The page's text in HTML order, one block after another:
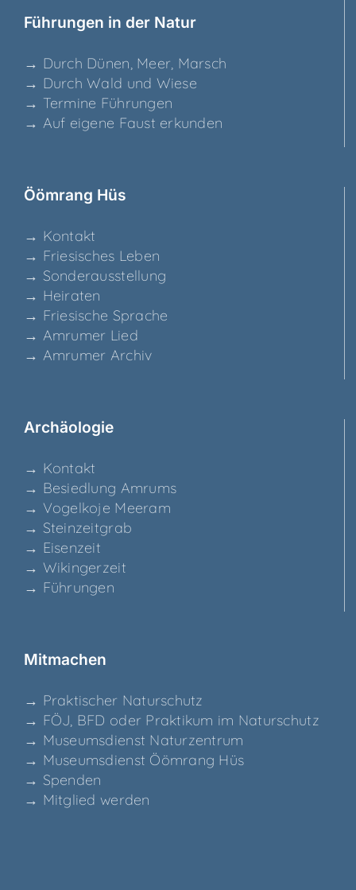
Füh­run­gen in der Natur
→ Durch Dünen, Meer, Marsch
→ Durch Wald und Wiese
→ Ter­mi­ne Führungen
→ Auf eige­ne Faust erkunden
Ööm­rang Hüs
→ Kon­takt
→ Frie­si­sches Leben
→ Son­der­aus­stel­lung
→ Hei­ra­ten
→ Frie­si­sche Sprache
→ Amru­mer Lied
→ Amru­mer Archiv
Archäo­lo­gie
→ Kon­takt
→ Besied­lung Amrums
→ Vogel­ko­je Meeram
→ Stein­zeit­grab
→ Eisen­zeit
→ Wikin­ger­zeit
→ Füh­run­gen
Mit­ma­chen
→ Prak­ti­scher Naturschutz
→ FÖJ, BFD oder Prak­ti­kum im Naturschutz
→ Muse­ums­dienst Naturzentrum
→ Muse­ums­dienst Ööm­rang Hüs
→ Spen­den
→ Mit­glied werden